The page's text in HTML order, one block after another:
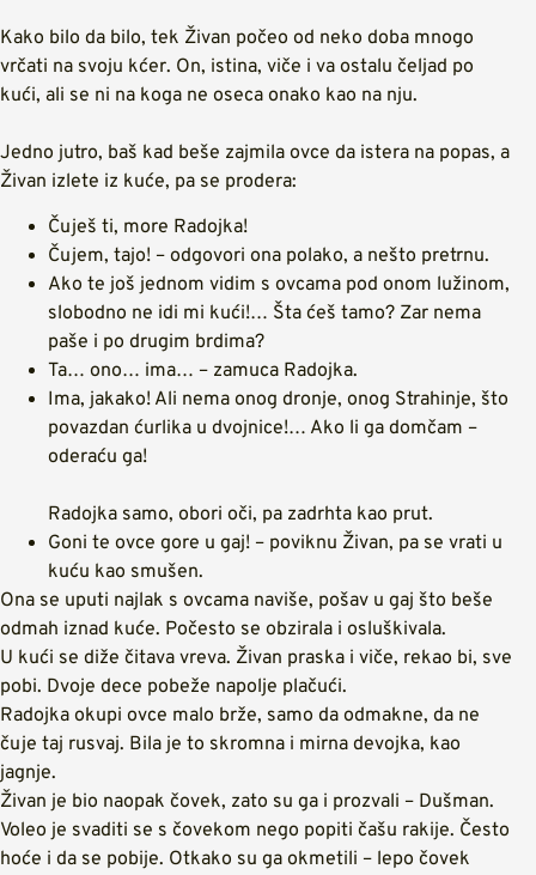
Kako bilo da bilo, tek Živan počeo od neko doba mnogo
vrčati na svoju kćer. On, istina, viče i va ostalu čeljad po
kući, ali se ni na koga ne oseca onako kao na nju.
Jedno jutro, baš kad beše zajmila ovce da istera na popas, a
Živan izlete iz kuće, pa se prodera:
Čuješ ti, more Radojka!
Čujem, tajo! – odgovori ona polako, a nešto pretrnu.
Ako te još jednom vidim s ovcama pod onom lužinom,
slobodno ne idi mi kući!… Šta ćeš tamo? Zar nema
paše i po drugim brdima?
Ta… ono… ima… – zamuca Radojka.
Ima, jakako! Ali nema onog dronje, onog Strahinje, što
povazdan ćurlika u dvojnice!… Ako li ga domčam –
oderaću ga!
Radojka samo, obori oči, pa zadrhta kao prut.
Goni te ovce gore u gaj! – poviknu Živan, pa se vrati u
kuću kao smušen.
Ona se uputi najlak s ovcama naviše, pošav u gaj što beše
odmah iznad kuće. Počesto se obzirala i osluškivala.
U kući se diže čitava vreva. Živan praska i viče, rekao bi, sve
pobi. Dvoje dece pobeže napolje plačući.
Radojka okupi ovce malo brže, samo da odmakne, da ne
čuje taj rusvaj. Bila je to skromna i mirna devojka, kao
jagnje.
Živan je bio naopak čovek, zato su ga i prozvali – Dušman.
Voleo je svaditi se s čovekom nego popiti čašu rakije. Često
hoće i da se pobije. Otkako su ga okmetili – lepo čovek